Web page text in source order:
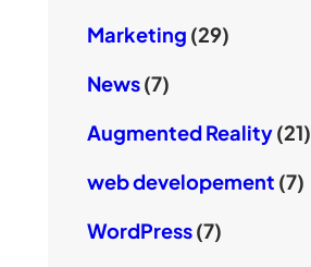
Marketing (29)
News(7)
Augmented Reality(21)
web developement (7)
WordPress(7)